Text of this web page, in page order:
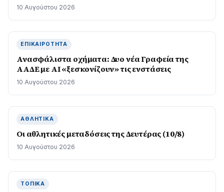
10 Αυγούστου 2026
ΕΠΙΚΑΙΡΌΤΗΤΑ
Ανασφάλιστα οχήματα: Δυο νέα Γραφεία της
ΑΑΔΕ με ΑΙ «ξεσκονίζουν» τις ενστάσεις
10 Αυγούστου 2026
ΑΘΛΗΤΙΚΆ
Οι αθλητικές μεταδόσεις της Δευτέρας (10/8)
10 Αυγούστου 2026
ΤΟΠΙΚΆ